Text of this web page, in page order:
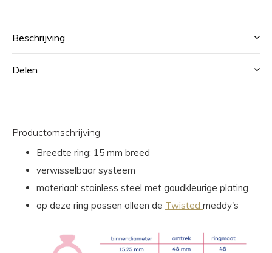
Beschrijving
Delen
Productomschrijving
Breedte ring: 15 mm breed
verwisselbaar systeem
materiaal: stainless steel met goudkleurige plating
op deze ring passen alleen de Twisted meddy's